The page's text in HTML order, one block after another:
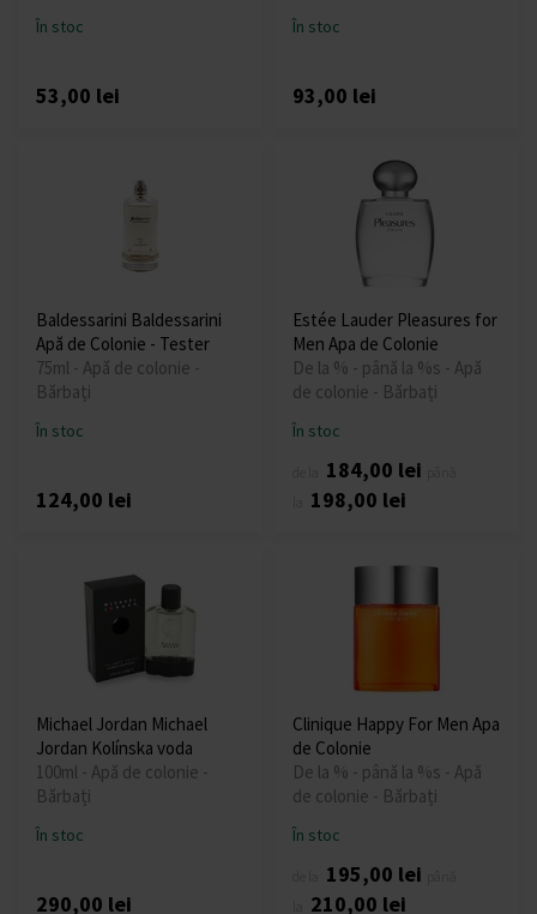
În stoc
53,00 lei
În stoc
93,00 lei
Baldessarini Baldessarini
Apă de Colonie - Tester
75ml - Apă de colonie -
Bărbați
În stoc
124,00 lei
Estée Lauder Pleasures for
Men Apa de Colonie
De la % - până la %s - Apă
de colonie - Bărbați
În stoc
184,00 lei
198,00 lei
Michael Jordan Michael
Jordan Kolínska voda
100ml - Apă de colonie -
Bărbați
În stoc
290,00 lei
Clinique Happy For Men Apa
de Colonie
De la % - până la %s - Apă
de colonie - Bărbați
În stoc
195,00 lei
210,00 lei